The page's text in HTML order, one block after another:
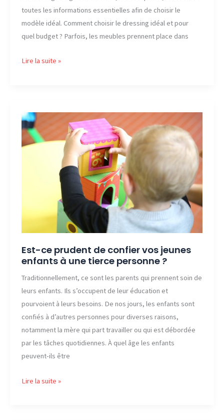
toutes les informations essentielles afin de choisir le
modèle idéal. Comment choisir le dressing idéal et pour
quel budget ? Parfois, les meubles prennent place dans
Avoir
luxe
accessible
à
tous
Lire la suite »
Est-ce prudent de confier vos jeunes
enfants à une tierce personne ?
Traditionnellement, ce sont les parents qui prennent soin de
leurs enfants. Ils s’occupent de leur éducation et
pourvoient à leurs besoins. De nos jours, les enfants sont
confiés à d’autres personnes pour diverses raisons,
notamment la mère qui part travailler ou qui est débordée
par les tâches quotidiennes. À quel âge les enfants
peuvent-ils être
Est-
Lire la suite »